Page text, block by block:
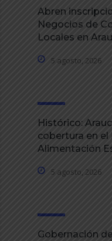
Abren
Negocios de
Locales en
5 agosto, 2026
Histórico:
cobertura en
Alimentación
5 agosto, 2026
Gobernación